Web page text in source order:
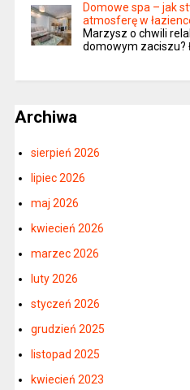
Domowe spa – jak
atmosferę w
Marzysz o chwili
domowym zaciszu?
Archiwa
sierpień 2026
lipiec 2026
maj 2026
kwiecień 2026
marzec 2026
luty 2026
styczeń 2026
grudzień 2025
listopad 2025
kwiecień 2023